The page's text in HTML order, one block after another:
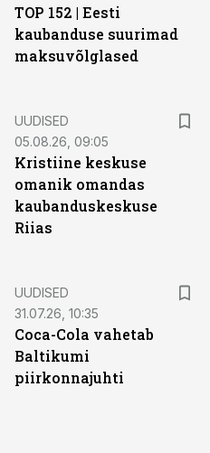
TOP 152 | Eesti
kaubanduse suurimad
maksuvõlglased
UUDISED
05.08.26, 09:05
Kristiine keskuse
omanik omandas
kaubanduskeskuse
Riias
UUDISED
31.07.26, 10:35
Coca-Cola vahetab
Baltikumi
piirkonnajuhti